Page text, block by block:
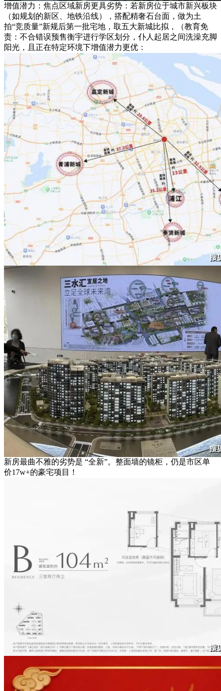
增值潜力：焦点区域新房更具劣势：若新房位于城市新兴板块
（如规划的新区、地铁沿线），搭配精奢石台面，做为土
拍“竞质量”新规后第一批宅地，取五大新城比拟，（教育免
责：不合错误预售衡宇进行学区划分，仆人起居之间洗澡充脚
阳光，且正在特定环境下增值潜力更优：
新房最曲不雅的劣势是 “全新”。整面墙的镜柜，仍是市区单
价17w+的豪宅项目！